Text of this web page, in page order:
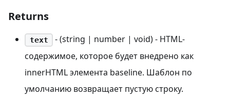
Returns
text
- (string | number | void) - HTML-
содержимое, которое будет внедрено как
innerHTML элемента baseline. Шаблон по
умолчанию возвращает пустую строку.